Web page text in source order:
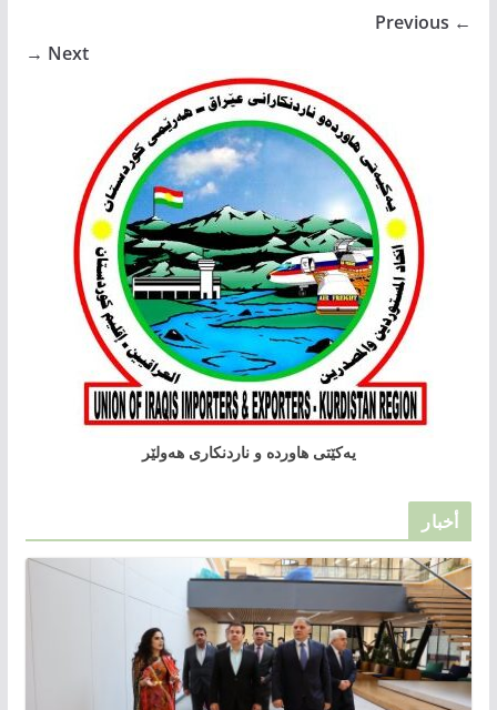
← Previous
Next →
یەکێتی هاوردە و ناردنکاری هەولێر
أخبار